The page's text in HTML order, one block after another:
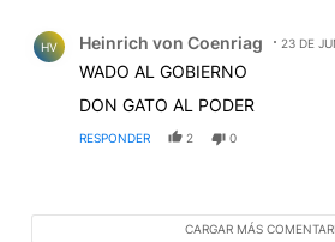
HV Heinrich von Coenriag 23 DE
WADO AL GOBIERNO
DON GATO AL PODER
RESPONDER 2 0
CARGAR MÁS